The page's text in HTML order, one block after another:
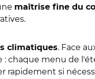
maîtrise fine du
climatiques. Face
chaque menu de
rapidement si